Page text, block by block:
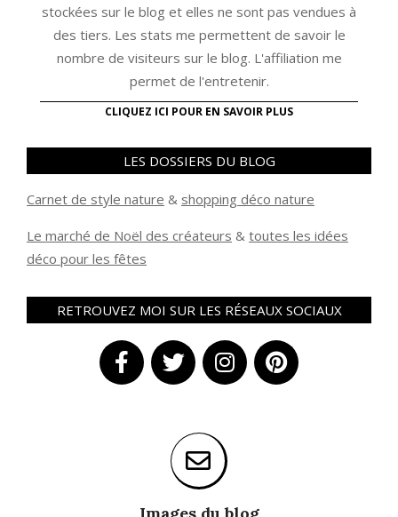
stockées sur le blog et elles ne sont pas vendues à
des tiers. Les stats me permettent de savoir le
nombre de visiteurs sur le blog. L'affiliation me
permet de l'entretenir.
CLIQUEZ ICI POUR EN SAVOIR PLUS
LES DOSSIERS DU BLOG
Carnet de style nature & shopping déco nature
Le marché de Noël des créateurs & toutes les idées
déco pour les fêtes
RETROUVEZ MOI SUR LES RÉSEAUX SOCIAUX